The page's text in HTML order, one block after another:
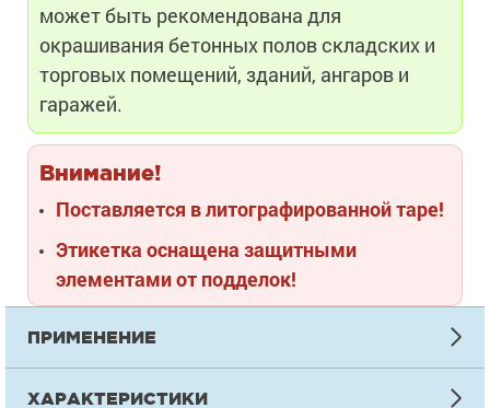
может быть рекомендована для
окрашивания бетонных полов складских и
торговых помещений, зданий, ангаров и
гаражей.
Внимание!
Поставляется в литографированной таре!
Этикетка оснащена защитными
элементами от подделок!
ПРИМЕНЕНИЕ
ХАРАКТЕРИСТИКИ